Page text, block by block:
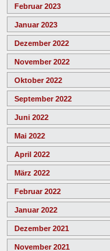
Februar 2023
Januar 2023
Dezember 2022
November 2022
Oktober 2022
September 2022
Juni 2022
Mai 2022
April 2022
März 2022
Februar 2022
Januar 2022
Dezember 2021
November 2021